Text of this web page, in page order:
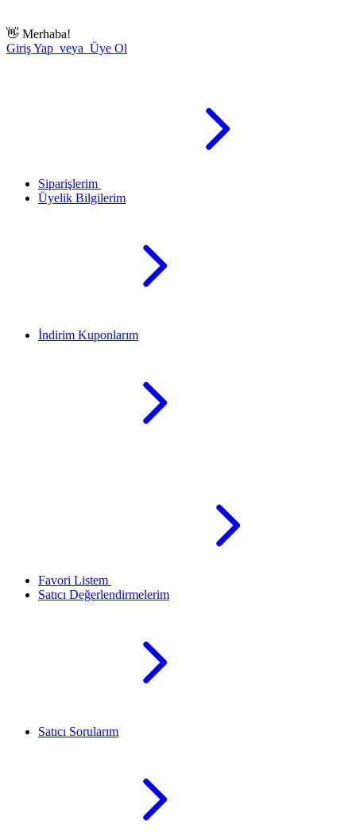
👋 Merhaba!
Giriş Yap veya Üye Ol
Siparişlerim
Üyelik Bilgilerim
İndirim Kuponlarım
Favori Listem
Satıcı Değerlendirmelerim
Satıcı Sorularım